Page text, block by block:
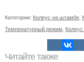
Категории: Колеус на штамбе
Температурный режим
Читайте также